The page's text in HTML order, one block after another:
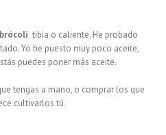
tibia o caliente. He probado
Yo he puesto muy poco aceite,
puedes poner más aceite.
tengas a mano, o comprar los que
cultivarlos tú.